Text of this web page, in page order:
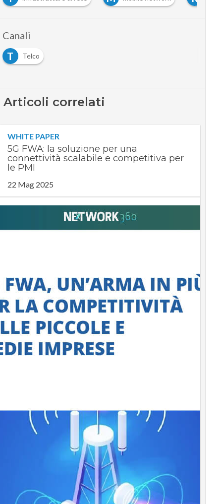
Canali
T
Telco
Articoli correlati
WHITE PAPER
5G FWA: la soluzione per una
connettività scalabile e competitiva per
le PMI
22 Mag 2025